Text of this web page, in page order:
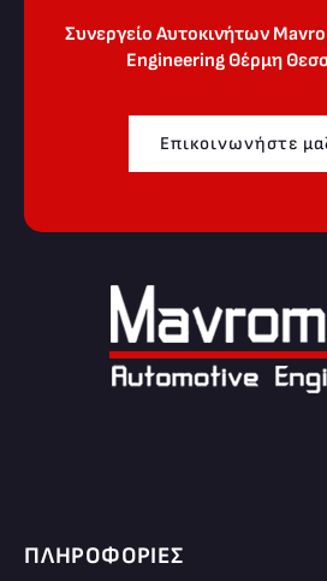
Συνεργείο Αυτοκινήτων
Engineering Θέρμη
Επικοινωνήστε
ΠΛΗΡΟΦΟΡΊΕΣ